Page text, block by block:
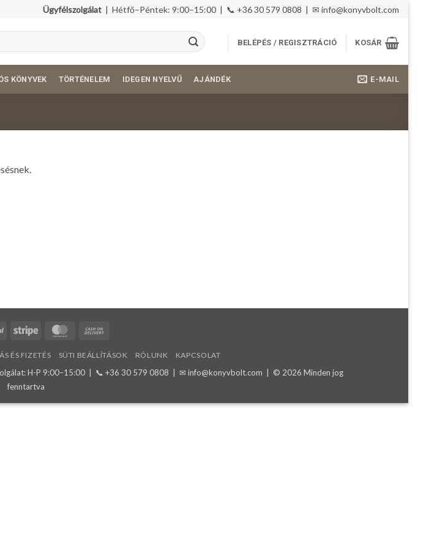
Ügyfélszolgálat | Hétfő–Péntek: 9:00–15:00 | 📞 +36 30 579 0808 | ✉ info@konyvbolt.com
BELÉPÉS / REGISZTRÁCIÓ KOSÁR
KÖNYVEK TÖRTÉNELEM IDEGEN NYELVŰ AJÁNDÉK E-MAIL
PayPal Stripe MasterCard
Delivery
ÉS FIZETÉS SÜTI BEÁLLÍTÁSOK RÓLUNK KAPCSOLAT
H-P 9:00–15:00 | 📞 +36 30 579 0808 | ✉ info@konyvbolt.com | © 2026 Minden jog
fenntartva